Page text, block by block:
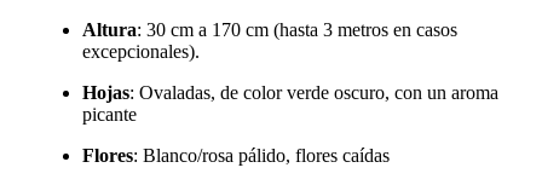
Altura: 30 cm a 170 cm (hasta 3 metros en casos
excepcionales).
Hojas: Ovaladas, de color verde oscuro, con un aroma
picante
Flores: Blanco/rosa pálido, flores caídas